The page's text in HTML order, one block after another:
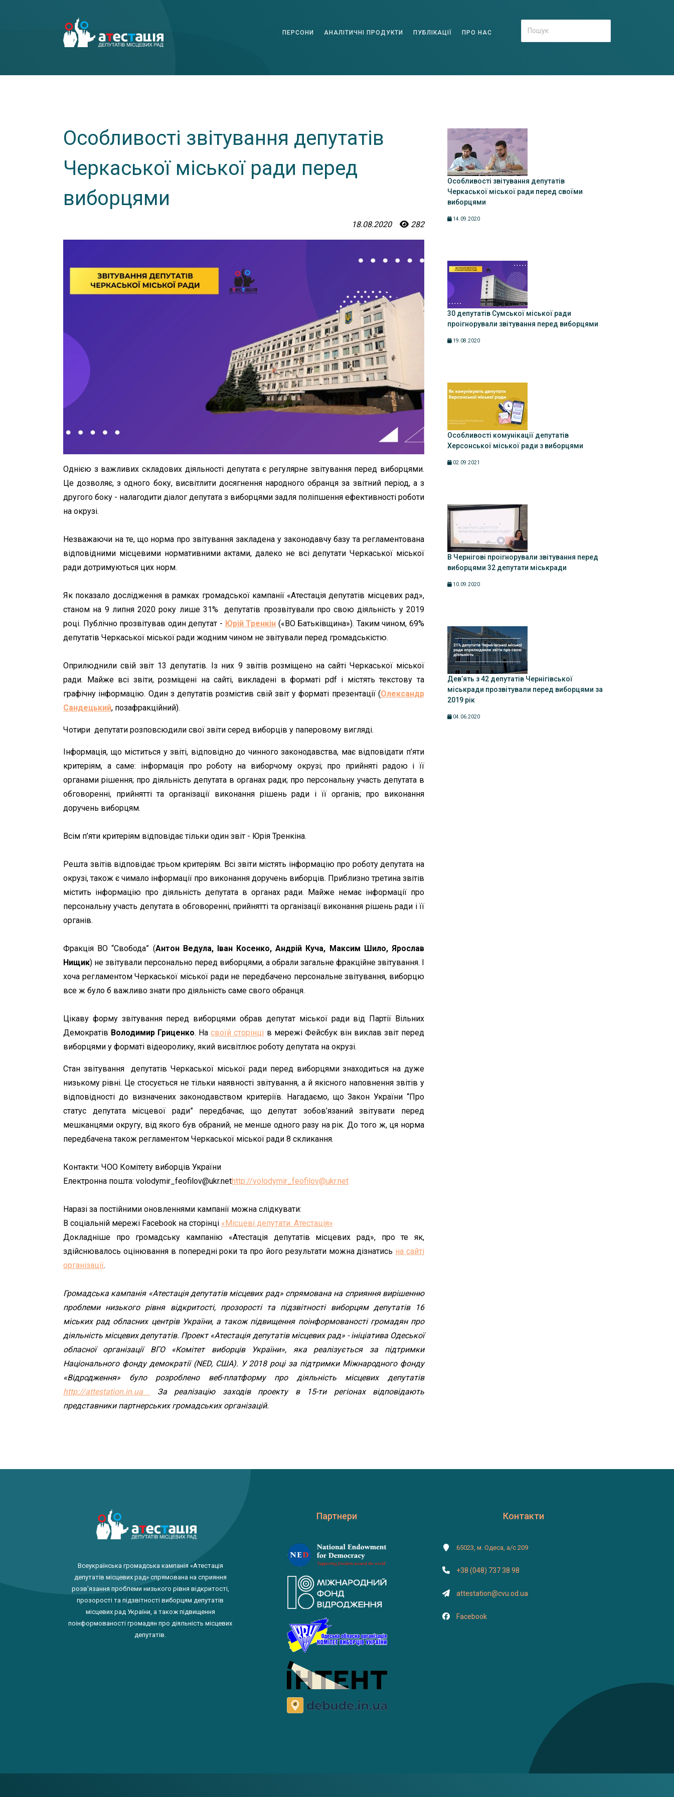
ПЕРСОНИ АНАЛІТИЧНІ ПРОДУКТИ ПУБЛІКАЦІЇ ПРО НАС
Особливості звітування депутатів
Черкаської міської ради перед
виборцями
18.08.2020 282
Однією з важливих складових діяльності депутата є регулярне звітування перед виборцями.
Це дозволяє, з одного боку, висвітлити досягнення народного обранця за звітний період, а з
другого боку - налагодити діалог депутата з виборцями задля поліпшення ефективності роботи
на окрузі.
Незважаючи на те, що норма про звітування закладена у законодавчу базу та регламентована
відповідними місцевими нормативними актами, далеко не всі депутати Черкаської міської
ради дотримуються цих норм.
Як показало дослідження в рамках громадської кампанії «Атестація депутатів місцевих рад»,
станом на 9 липня 2020 року лише 31% депутатів прозвітували про свою діяльність у 2019
році. Публічно прозвітував один депутат - Юрій Тренкін («ВО Батьківщина»). Таким чином, 69%
депутатів Черкаської міської ради жодним чином не звітували перед громадськістю.
Оприлюднили свій звіт 13 депутатів. Із них 9 звітів розміщено на сайті Черкаської міської
ради. Майже всі звіти, розміщені на сайті, викладені в форматі pdf і містять текстову та
графічну інформацію. Один з депутатів розмістив свій звіт у форматі презентації (Олександр
Сандецький, позафракційний).
Чотири депутати розповсюдили свої звіти серед виборців у паперовому вигляді.
Інформація, що міститься у звіті, відповідно до чинного законодавства, має відповідати п’яти
критеріям, а саме: інформація про роботу на виборчому окрузі; про прийняті радою і її
органами рішення; про діяльність депутата в органах ради; про персональну участь депутата в
обговоренні, прийнятті та організації виконання рішень ради і її органів; про виконання
доручень виборцям.
Всім п’яти критеріям відповідає тільки один звіт - Юрія Тренкіна.
Решта звітів відповідає трьом критеріям. Всі звіти містять інформацію про роботу депутата на
окрузі, також є чимало інформації про виконання доручень виборців. Приблизно третина звітів
містить інформацію про діяльність депутата в органах ради. Майже немає інформації про
персональну участь депутата в обговоренні, прийнятті та організації виконання рішень ради і її
органів.
Фракція ВО “Свобода” (Антон Ведула, Іван Косенко, Андрій Куча, Максим Шило, Ярослав
Нищик) не звітували персонально перед виборцями, а обрали загальне фракційне звітування. І
хоча регламентом Черкаської міської ради не передбачено персональне звітування, виборцю
все ж було б важливо знати про діяльність саме свого обранця.
Цікаву форму звітування перед виборцями обрав депутат міської ради від Партії Вільних
Демократів Володимир Гриценко. Насвоїй сторінці в мережі Фейсбук він виклав звіт перед
виборцями у форматі відеоролику, який висвітлює роботу депутата на окрузі.
Стан звітування депутатів Черкаської міської ради перед виборцями знаходиться на дуже
низькому рівні. Це стосується не тільки наявності звітування, а й якісного наповнення звітів у
відповідності до визначених законодавством критеріїв. Нагадаємо, що Закон України “Про
статус депутата місцевої ради” передбачає, що депутат зобов’язаний звітувати перед
мешканцями округу, від якого був обраний, не менше одного разу на рік. До того ж, ця норма
передбачена також регламентом Черкаської міської ради 8 скликання.
Контакти: ЧОО Комітету виборців України
Електронна пошта: volodymir_feofilov@ukr.nethttp://volodymir_feofilov@ukr.net
Наразі за постійними оновленнями кампанії можна слідкувати:
В соціальній мережі Facebook на сторінці «Місцеві депутати. Атестація»
Докладніше про громадську кампанію «Атестація депутатів місцевих рад», про те як,
здійснювалось оцінювання в попередні роки та про його результати можна дізнатись на сайті
організації.
Громадська кампанія «Атестація депутатів місцевих рад» спрямована на сприяння вирішенню
проблеми низького рівня відкритості, прозорості та підзвітності виборцям депутатів 16
міських рад обласних центрів України, а також підвищення поінформованості громадян про
діяльність місцевих депутатів. Проект «Атестація депутатів місцевих рад» - ініціатива Одеської
обласної організації ВГО «Комітет виборців України», яка реалізується за підтримки
Національного фонду демократії (NED, США). У 2018 році за підтримки Міжнародного фонду
«Відродження» було розроблено веб-платформу про діяльність місцевих депутатів
http://attestation.in.ua
За реалізацію заходів проекту в 15-ти регіонах відповідають
представники партнерських громадських організацій.
Особливості звітування депутатів
Черкаської міської ради перед своїми
виборцями
14.09.2020
30 депутатів Сумської міської ради
проігнорували звітування перед виборцями
19.08.2020
Особливості комунікації депутатів
Херсонської міської ради з виборцями
02.09.2021
В Чернігові проігнорували звітування перед
виборцями 32 депутати міськради
10.09.2020
Дев’ять з 42 депутатів Чернігівської
міськради прозвітували перед виборцями за
2019 рік
04.06.2020
Всеукраїнська громадська кампанія «Атестація
депутатів місцевих рад» спрямована на сприяння
розв'язання проблеми низького рівня відкритості,
прозорості та підзвітності виборцям депутатів
місцевих рад України, а також підвищення
поінформованості громадян про діяльність місцевих
депутатів.
Партнери Контакти
65023, м. Одеса, а/с 209
+38 (048) 737 38 98
attestation@cvu.od.ua
Facebook